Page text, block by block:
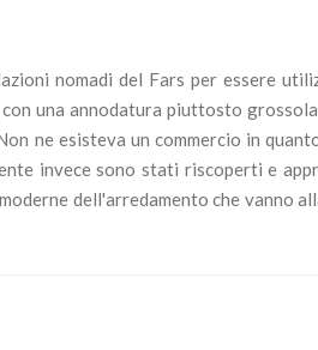
nomadi del Fars per essere
una annodatura piuttosto
ne esisteva un commercio in
invece sono stati riscoperti e
dell'arredamento che vanno